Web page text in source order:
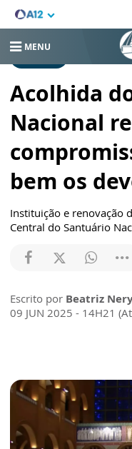
MENU
Acolhida
Nacional
bem os
Instituição e renovação
Central do Santuário
Escrito por Beatriz
09 JUN 2025 - 14H21